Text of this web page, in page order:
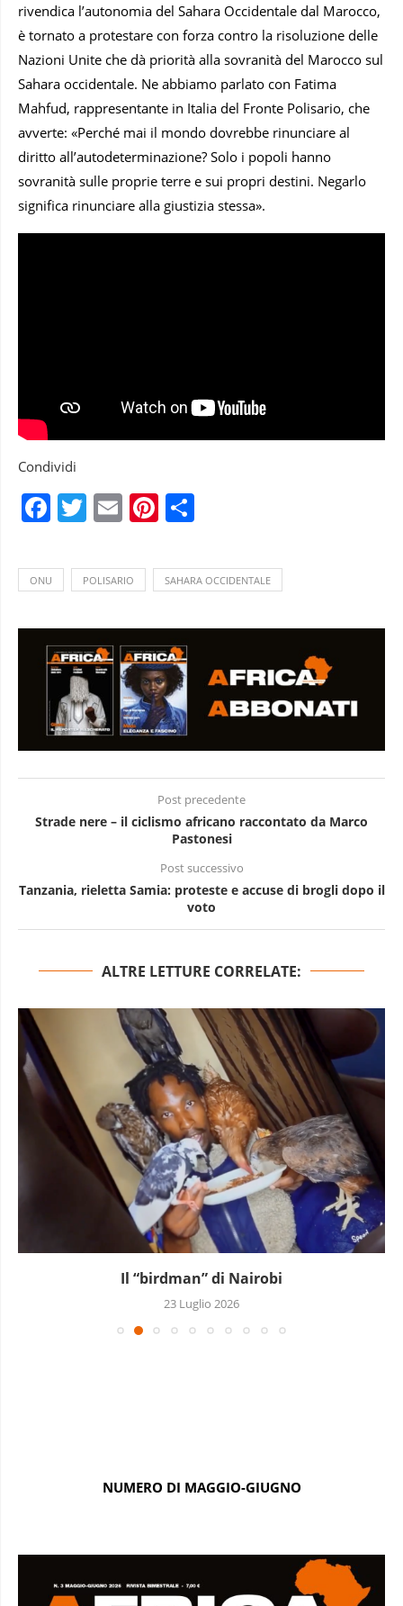
rivendica l’autonomia del Sahara Occidentale dal Marocco,
è tornato a protestare con forza contro la risoluzione delle
Nazioni Unite che dà priorità alla sovranità del Marocco sul
Sahara occidentale. Ne abbiamo parlato con Fatima
Mahfud, rappresentante in Italia del Fronte Polisario, che
avverte: «Perché mai il mondo dovrebbe rinunciare al
diritto all’autodeterminazione? Solo i popoli hanno
sovranità sulle proprie terre e sui propri destini. Negarlo
significa rinunciare alla giustizia stessa».
Condividi
Facebook
Twitter
EmailPinterest
ONU POLISARIO SAHARA OCCIDENTALE
Post precedente
Strade nere – il ciclismo africano raccontato da Marco
Pastonesi
Post successivo
Tanzania, rieletta Samia: proteste e accuse di brogli dopo il
voto
ALTRE LETTURE CORRELATE:
Il “birdman” di Nairobi
23 Luglio 2026
NUMERO DI MAGGIO-GIUGNO